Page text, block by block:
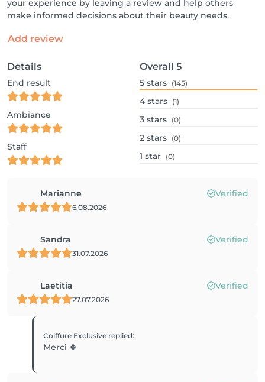
your experience by leaving a review and help others
make informed decisions about their beauty needs.
Add review
Details
End result
Ambiance
Staff
Overall 5
5 stars (145)
4 stars (1)
3 stars (0)
2 stars (0)
1 star (0)
Marianne Verified
6.08.2026
Sandra Verified
31.07.2026
Laetitia Verified
27.07.2026
Coiffure Exclusive replied:
Merci 🍀